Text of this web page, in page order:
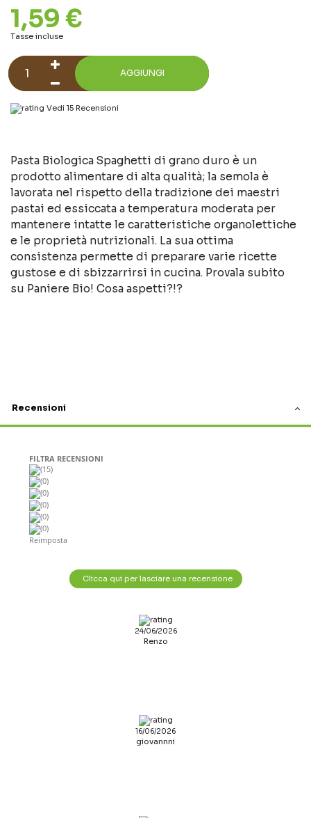
1,59 €
Tasse incluse
AGGIUNGI
Vedi 15 Recensioni
Pasta Biologica Spaghetti di grano duro è un
prodotto alimentare di alta qualità; la semola è
lavorata nel rispetto della tradizione dei maestri
pastai ed essiccata a temperatura moderata per
mantenere intatte le caratteristiche organolettiche
e le proprietà nutrizionali. La sua ottima
consistenza permette di preparare varie ricette
gustose e di sbizzarrirsi in cucina. Provala subito
su Paniere Bio! Cosa aspetti?!?
Recensioni
FILTRA RECENSIONI
(15)
(0)
(0)
(0)
(0)
(0)
Reimposta
Clicca qui per lasciare una recensione
24/06/2026
Renzo
16/06/2026
giovannni